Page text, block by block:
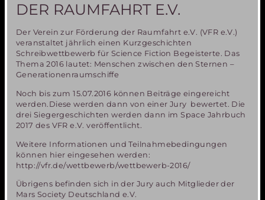
DER RAUMFAHRT E.V.
Der Verein zur Förderung der Raumfahrt e.V. (VFR e.V.)
veranstaltet jährlich einen Kurzgeschichten
Schreibwettbewerb für Science Fiction Begeisterte. Das
Thema 2016 lautet: Menschen zwischen den Sternen –
Generationenraumschiffe
Noch bis zum 15.07.2016 können Beiträge eingereicht
werden.Diese werden dann von einer Jury bewertet. Die
drei Siegergeschichten werden dann im Space Jahrbuch
2017 des VFR e.V. veröffentlicht.
Weitere Informationen und Teilnahmebedingungen
können hier eingesehen werden:
http://vfr.de/wettbewerb/wettbewerb-2016/
Übrigens befinden sich in der Jury auch Mitglieder der
Mars Society Deutschland e.V.